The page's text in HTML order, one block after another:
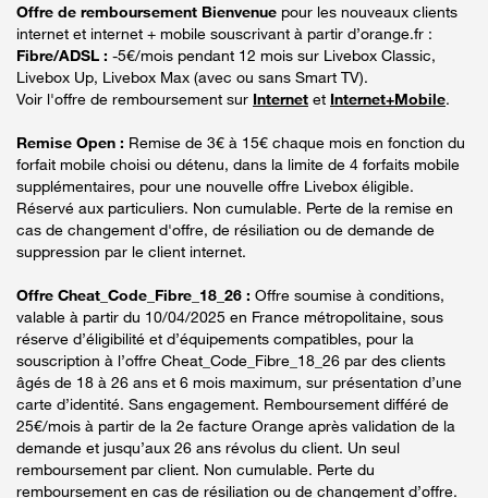
Offre de remboursement Bienvenue pour les nouveaux clients
internet et internet + mobile souscrivant à partir d’orange.fr :
Fibre/ADSL : -5€/mois pendant 12 mois sur Livebox Classic,
Livebox Up, Livebox Max (avec ou sans Smart TV).
Voir l'offre de remboursement sur Internet et Internet+Mobile.
Remise Open : Remise de 3€ à 15€ chaque mois en fonction du
forfait mobile choisi ou détenu, dans la limite de 4 forfaits mobile
supplémentaires, pour une nouvelle offre Livebox éligible.
Réservé aux particuliers. Non cumulable. Perte de la remise en
cas de changement d'offre, de résiliation ou de demande de
suppression par le client internet.
Offre Cheat_Code_Fibre_18_26 : Offre soumise à conditions,
valable à partir du 10/04/2025 en France métropolitaine, sous
réserve d’éligibilité et d’équipements compatibles, pour la
souscription à l’offre Cheat_Code_Fibre_18_26 par des clients
âgés de 18 à 26 ans et 6 mois maximum, sur présentation d’une
carte d’identité. Sans engagement. Remboursement différé de
25€/mois à partir de la 2e facture Orange après validation de la
demande et jusqu’aux 26 ans révolus du client. Un seul
remboursement par client. Non cumulable. Perte du
remboursement en cas de résiliation ou de changement d’offre.